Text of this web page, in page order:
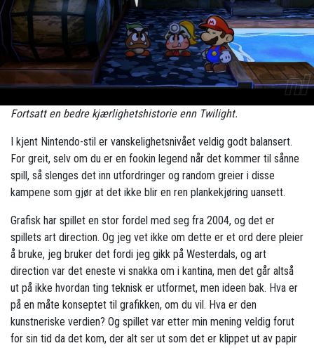
Fortsatt en bedre kjærlighetshistorie enn Twilight.
I kjent Nintendo-stil er vanskelighetsnivået veldig godt balansert.
For greit, selv om du er en fookin legend når det kommer til sånne
spill, så slenges det inn utfordringer og random greier i disse
kampene som gjør at det ikke blir en ren plankekjøring uansett.
Grafisk har spillet en stor fordel med seg fra 2004, og det er
spillets art direction. Og jeg vet ikke om dette er et ord dere pleier
å bruke, jeg bruker det fordi jeg gikk på Westerdals, og art
direction var det eneste vi snakka om i kantina, men det går altså
ut på ikke hvordan ting teknisk er utformet, men ideen bak. Hva er
på en måte konseptet til grafikken, om du vil. Hva er den
kunstneriske verdien? Og spillet var etter min mening veldig forut
for sin tid da det kom, der alt ser ut som det er klippet ut av papir